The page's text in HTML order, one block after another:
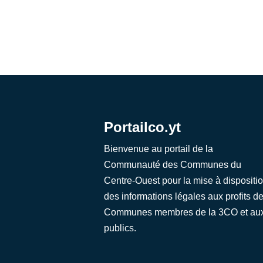
Portailco.yt
Bienvenue au portail de la
Communauté des Communes du
Centre-Ouest pour la mise à
des informations légales aux profits
Communes membres de la 3CO et
publics.